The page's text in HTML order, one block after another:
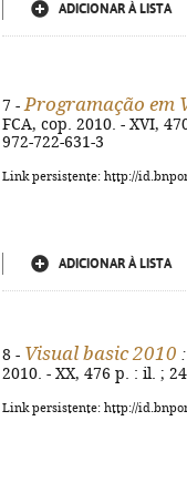
ADICIONAR À LISTA
7 - Programação em
FCA, cop. 2010. - XVI,
972-722-631-3
Link persistente: http://
ADICIONAR À LISTA
8 - Visual basic 2010
2010. - XX, 476 p. : il. ;
Link persistente: http://